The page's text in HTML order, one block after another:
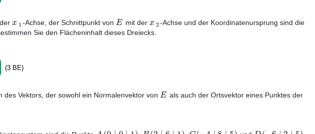
x 1-Achse, der Schnittpunkt von E mit der x 2-Achse und der Koordinatenursprung sind die
Sie den Flächeninhalt dieses Dreiecks.
(3 BE)
des Vektors, der sowohl ein Normalenvektor von E als auch der Ortsvektor eines Punktes der